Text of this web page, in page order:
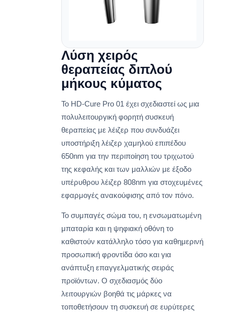
Λύση χειρός
θεραπείας διπλού
μήκους κύματος
Το HD-Cure Pro 01 έχει σχεδιαστεί ως μια
πολυλειτουργική φορητή συσκευή
θεραπείας με λέιζερ που συνδυάζει
υποστήριξη λέιζερ χαμηλού επιπέδου
650nm για την περιποίηση του τριχωτού
της κεφαλής και των μαλλιών με έξοδο
υπέρυθρου λέιζερ 808nm για στοχευμένες
εφαρμογές ανακούφισης από τον πόνο.
Το συμπαγές σώμα του, η ενσωματωμένη
μπαταρία και η ψηφιακή οθόνη το
καθιστούν κατάλληλο τόσο για καθημερινή
προσωπική φροντίδα όσο και για
ανάπτυξη επαγγελματικής σειράς
προϊόντων. Ο σχεδιασμός δύο
λειτουργιών βοηθά τις μάρκες να
τοποθετήσουν τη συσκευή σε ευρύτερες